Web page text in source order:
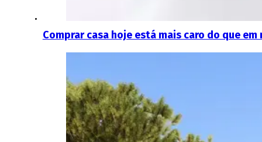
Comprar casa hoje está mais caro do que